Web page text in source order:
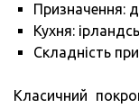
Призначення:
Кухня:
Складність
Класичний